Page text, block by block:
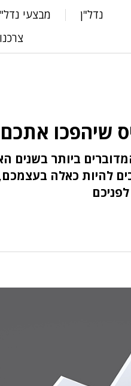
נדל"ן מבצעי
ביותר בשנים
להיות כאלה